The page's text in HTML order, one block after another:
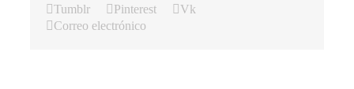
Tumblr
Pinterest
Vk
Correo electrónico